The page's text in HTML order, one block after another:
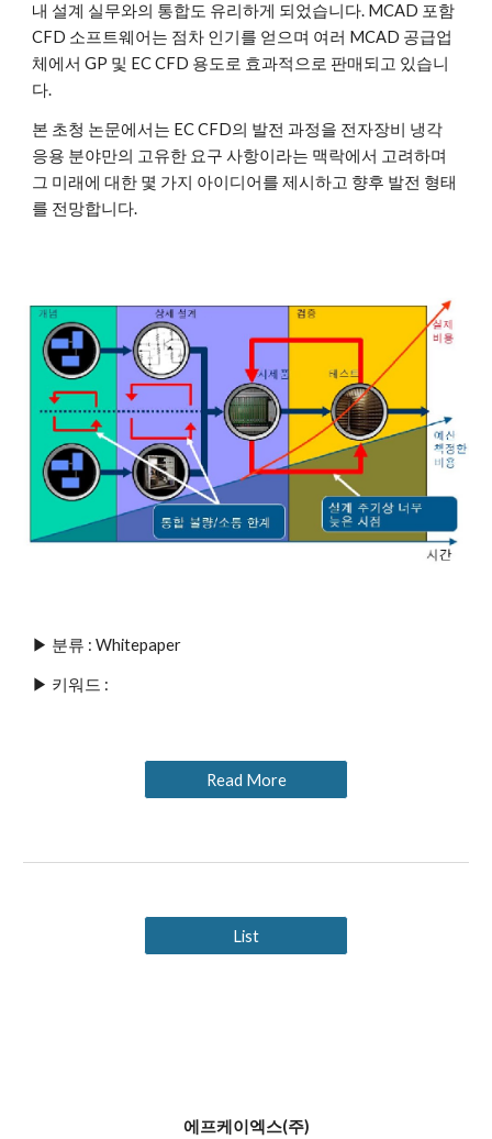
내 설계 실무와의 통합도 유리하게 되었습니다. MCAD 포함
CFD 소프트웨어는 점차 인기를 얻으며 여러 MCAD 공급업
체에서 GP 및 EC CFD 용도로 효과적으로 판매되고 있습니
다.
본 초청 논문에서는 EC CFD의 발전 과정을 전자장비 냉각
응용 분야만의 고유한 요구 사항이라는 맥락에서 고려하며
그 미래에 대한 몇 가지 아이디어를 제시하고 향후 발전 형태
를 전망합니다.
▶ 분류 : Whitepaper
▶ 키워드 :
Read More
List
에프케이엑스(주)